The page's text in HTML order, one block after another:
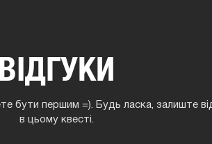
ВІДГУКИ
бути першим =). Будь ласка, залиште
в цьому квесті.